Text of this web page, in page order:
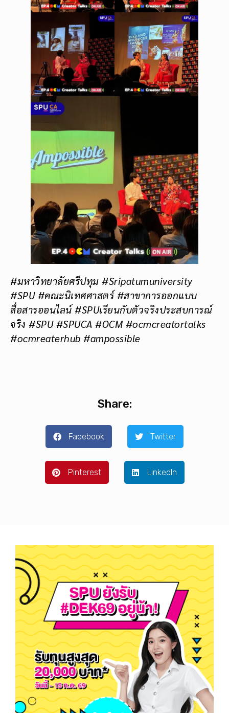
#มหาวิทยาลัยศรีปทุม #Sripatumuniversity
#SPU #คณะนิเทศศาสตร์ #สาขาการออกแบบ
สื่อสารออนไลน์ #SPUเรียนกับตัวจริงประสบการณ์
จริง #SPU #SPUCA #OCM #ocmcreatortalks
#ocmreaterhub #ampossible
Share:
Facebook Twitter
Pinterest LinkedIn